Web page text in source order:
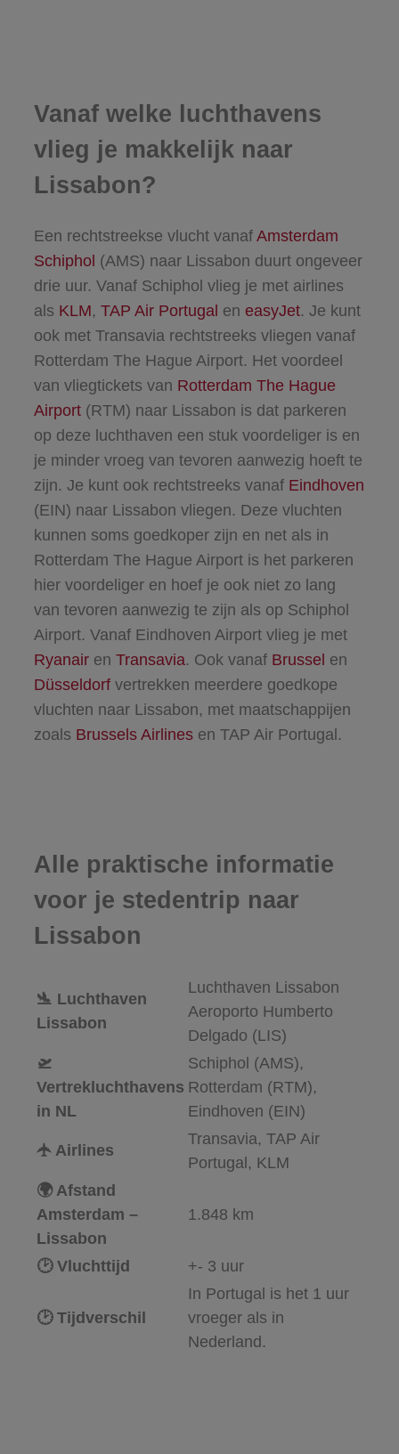
Vanaf welke luchthavens
vlieg je makkelijk naar
Lissabon?
Een rechtstreekse vlucht vanaf Amsterdam
Schiphol (AMS) naar Lissabon duurt ongeveer
drie uur. Vanaf Schiphol vlieg je met airlines
als KLM, TAP Air Portugal en easyJet. Je kunt
ook met Transavia rechtstreeks vliegen vanaf
Rotterdam The Hague Airport. Het voordeel
van vliegtickets van Rotterdam The Hague
Airport(RTM) naar Lissabon is dat parkeren
op deze luchthaven een stuk voordeliger is en
je minder vroeg van tevoren aanwezig hoeft te
zijn. Je kunt ook rechtstreeks vanaf Eindhoven
(EIN) naar Lissabon vliegen. Deze vluchten
kunnen soms goedkoper zijn en net als in
Rotterdam The Hague Airport is het parkeren
hier voordeliger en hoef je ook niet zo lang
van tevoren aanwezig te zijn als op Schiphol
Airport. Vanaf Eindhoven Airport vlieg je met
Ryanairen Transavia. Ook vanaf Brussel en
Düsseldorfvertrekken meerdere goedkope
vluchten naar Lissabon, met maatschappijen
zoals Brussels Airlinesen TAP Air Portugal.
Alle praktische informatie
voor je stedentrip naar
Lissabon
🛬 Luchthaven
Lissabon
Luchthaven Lissabon
Aeroporto Humberto
Delgado (LIS)
🛫
Vertrekluchthavens
in NL
Schiphol (AMS),
Rotterdam (RTM),
Eindhoven (EIN)
🛧 Airlines
Transavia, TAP Air
Portugal, KLM
🌍 Afstand
Amsterdam –
Lissabon
1.848 km
🕑 Vluchttijd +- 3 uur
🕑 Tijdverschil
In Portugal is het 1 uur
vroeger als in
Nederland.